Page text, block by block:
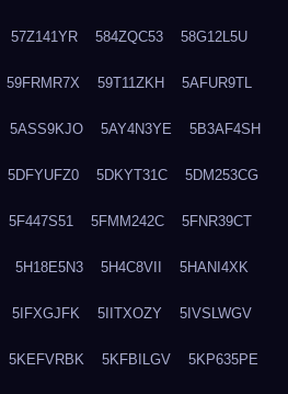
57Z141YR 584ZQC53 58G12L5U
59FRMR7X 59T11ZKH 5AFUR9TL
5ASS9KJO 5AY4N3YE 5B3AF4SH
5DFYUFZ0 5DKYT31C 5DM253CG
5F447S51 5FMM242C 5FNR39CT
5H18E5N3 5H4C8VII 5HANI4XK
5IFXGJFK 5IITXOZY 5IVSLWGV
5KEFVRBK 5KFBILGV 5KP635PE